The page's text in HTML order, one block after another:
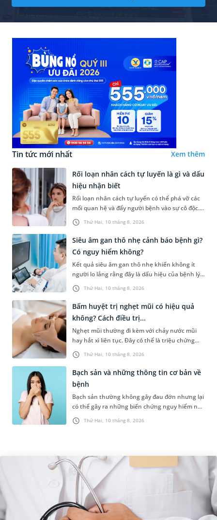
Tin tức mới nhất Xem thêm
Thứ Hai, 10 tháng 8, 2026
Rối loạn nhân cách tự luyến là gì và dấu
hiệu nhận biết
Rối loạn nhân cách tự luyến có thể phá vỡ các
mối quan hệ và đẩy người bệnh vào sự cô độc.
Vậy tự luyến là gì, dấu hiệu nhận biết, nguyên
nhân và điều trị tì...
Thứ Hai, 10 tháng 8, 2026
Siêu âm gan thô nhẹ cảnh báo bệnh gì?
Có nguy hiểm không?
Kết quả siêu âm gan thô nhẹ khiến không ít
người lo lắng rằng đây là dấu hiệu của bệnh lý
nguy hiểm hay chỉ là thay đổi tạm thời của gan
và có thể hồi phục....
Thứ Hai, 10 tháng 8, 2026
Bấm huyệt trị nghẹt mũi có hiệu quả
không? Cách điều trị...
Nghẹt mũi thường đi kèm với chảy nước mũi
hay hắt xì liên tục. Đây có thể là triệu chứng
của một số bệnh lý như cảm cúm, viêm mũi
xoang,... Khi bị nghẹt mũi,...
Thứ Hai, 10 tháng 8, 2026
Bạch sản và những thông tin cơ bản về
bệnh
Bạch sản thường không gây đau đớn nhưng lại
có thể gây ra những biến chứng nguy hiểm nếu
không được phát hiện và điều trị sớm. Những
thông tin dưới đây sẽ gi...